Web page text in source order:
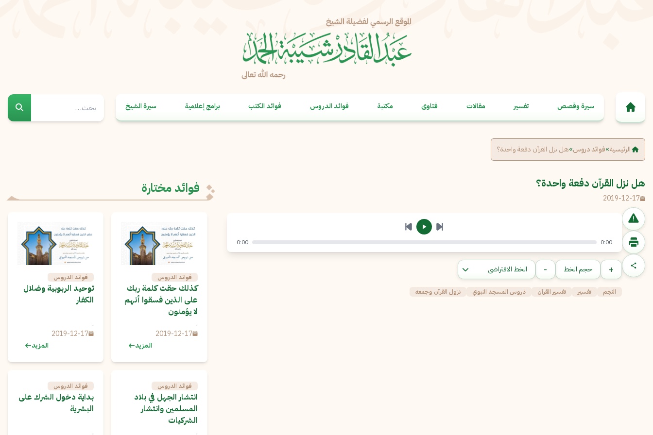
سيرة وقصص تفسير مقالات فتاوى مكتبة فوائد الدروس فوائد الكتب برامج إعلامية سيرة الشيخ
الرئيسية»فوائد دروس»هل نزل القرآن دفعة واحدة؟
هل نزل القرآن دفعة واحدة؟
2019-12-17
الإبلاغ عن مشكلة
البريد الإلكتروني*
إرسال
نسخ
0:00
0:00
+ حجم الخط -
النجم تفسير تفسير القرآن دروس المسجد النبوي نزول القرآن وجمعه
فوائد مختارة
فوائد الدروس
كذلك حقت كلمة ربك
على الذين فسقوا أنهم
لا يؤمنون
.
2019-12-17
المزيد
فوائد الدروس
توحيد الربوبية وضلال
الكفار
.
2019-12-17
المزيد
فوائد الدروس
انتشار الجهل في بلاد
المسلمين وانتشار
الشركيات
.
فوائد الدروس
بداية دخول الشرك على
البشرية
.